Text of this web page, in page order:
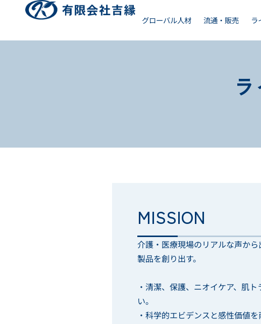
グローバル人材 流通・販売 ラ
MISSION
介護・医療現場のリアルな声か
製品を創り出す。
・清潔、保護、ニオイケア、肌
い。
・科学的エビデンスと感性価値